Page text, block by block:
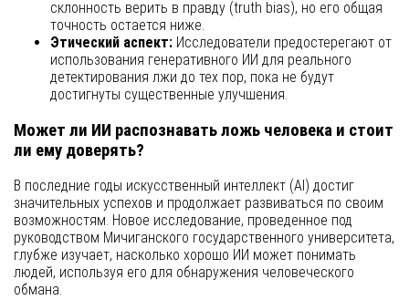
склонность верить в правду (truth bias), но его общая
точность остается ниже.
Этический аспект: Исследователи предостерегают от
использования генеративного ИИ для реального
детектирования лжи до тех пор, пока не будут
достигнуты существенные улучшения.
Может ли ИИ распознавать ложь человека и стоит
ли ему доверять?
В последние годы искусственный интеллект (AI) достиг
значительных успехов и продолжает развиваться по своим
возможностям. Новое исследование, проведенное под
руководством Мичиганского государственного университета,
глубже изучает, насколько хорошо ИИ может понимать
людей, используя его для обнаружения человеческого
обмана.